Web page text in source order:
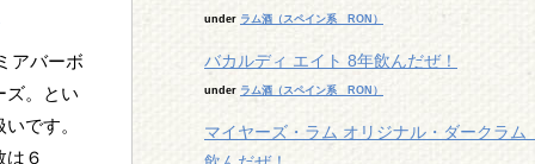
アバーボ
ズ。とい
です。
は６
under ラム酒（スペイン系 RON）
バカルディ エイト 8年飲んだぜ！
under ラム酒（スペイン系 RON）
マイヤーズ・ラム オリジナル・ダークラム